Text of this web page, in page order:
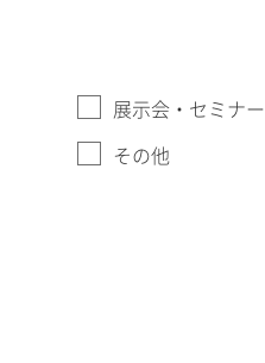
展示会・セミナー
その他